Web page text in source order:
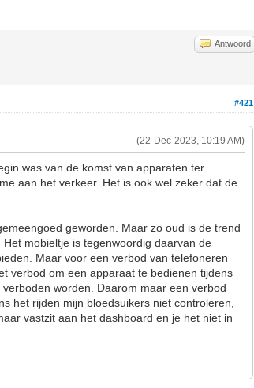
Antwoord
#421
(22-Dec-2023, 10:19 AM)
was van de komst van apparaten ter
aan het verkeer. Het is ook wel zeker dat de
geworden. Maar zo oud is de trend
mobieltje is tegenwoordig daarvan de
Maar voor een verbod van telefoneren
verbod om een apparaat te bedienen tijdens
worden. Daarom maar een verbod
het rijden mijn bloedsuikers niet controleren,
vastzit aan het dashboard en je het niet in